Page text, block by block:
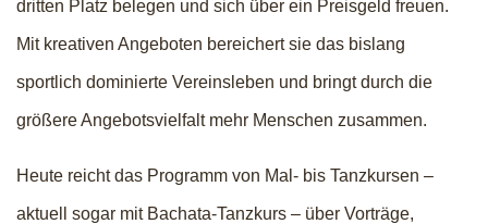
dritten Platz belegen und sich über ein Preisgeld freuen.
Mit kreativen Angeboten bereichert sie das bislang
sportlich dominierte Vereinsleben und bringt durch die
größere Angebotsvielfalt mehr Menschen zusammen.
Heute reicht das Programm von Mal- bis Tanzkursen –
aktuell sogar mit Bachata-Tanzkurs – über Vorträge,